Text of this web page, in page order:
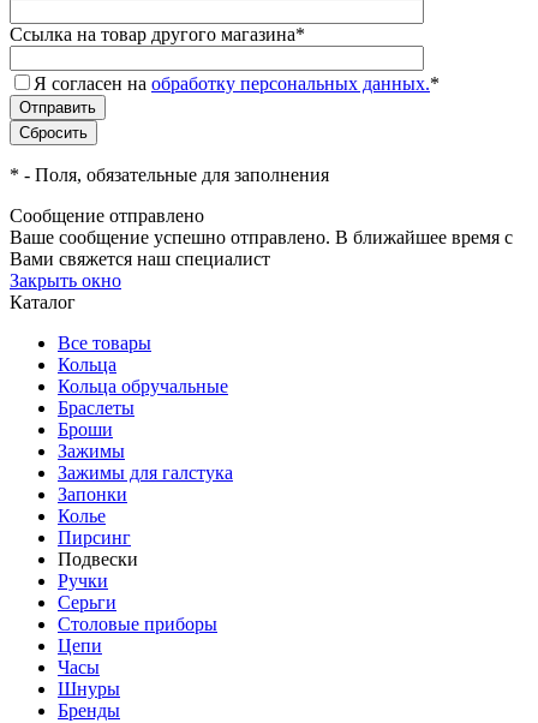
Ссылка на товар другого магазина*
Я согласен на обработку персональных данных.*
* - Поля, обязательные для заполнения
Сообщение отправлено
Ваше сообщение успешно отправлено. В ближайшее время с
Вами свяжется наш специалист
Закрыть окно
Каталог
Все товары
Кольца
Кольца обручальные
Браслеты
Броши
Зажимы
Зажимы для галстука
Запонки
Колье
Пирсинг
Подвески
Ручки
Серьги
Столовые приборы
Цепи
Часы
Шнуры
Бренды